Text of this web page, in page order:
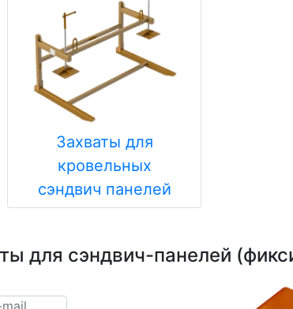
Захваты для
кровельных
сэндвич панелей
для сэндвич-панелей